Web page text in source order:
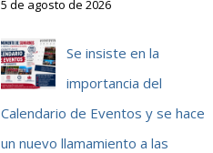
5 de agosto de 2026
Se insiste en la
importancia del
Calendario de Eventos y se hace
un nuevo llamamiento a las